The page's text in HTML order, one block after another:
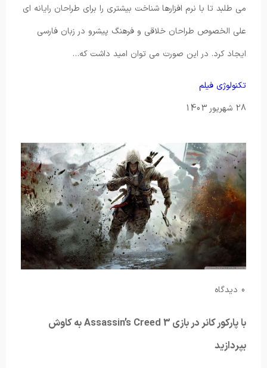
می طلبد تا با نرم افزارها شناخت بیشتری را برای طراحان رایانه ای
علی الخصوص طراحان خلاقی و فرهنگ پیشرو در زبان فارسی
ایجاد کرد. در این صورت می توان امید داشت که…
تکنولوژی فیلم
28 شهریور 1403
0 دیدگاه
با پارکور کانر در بازی Assassin’s Creed 3 به کاوش
بپردازید